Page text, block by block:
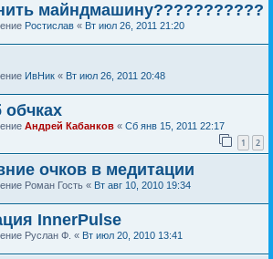
майндмашину???????????
Ростислав « Вт июл 26, 2011 21:20
ИвНик « Вт июл 26, 2011 20:48
Андрей Кабанков « Сб янв 15, 2011 22:17
1 2
очков в медитации
Роман Гость « Вт авг 10, 2010 19:34
InnerPulse
Руслан Ф. « Вт июл 20, 2010 13:41